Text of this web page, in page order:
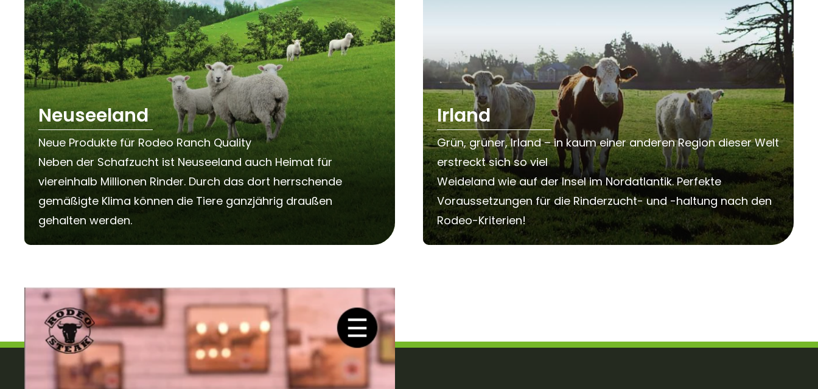
Neuseeland
Neue Produkte für Rodeo Ranch Quality
Neben der Schafzucht ist Neuseeland auch Heimat für
viereinhalb Millionen Rinder. Durch das dort herrschende
gemäßigte Klima können die Tiere ganzjährig draußen
gehalten werden.
Irland
Grün, grüner, Irland – in kaum einer anderen Region dieser Welt
erstreckt sich so viel
Weideland wie auf der Insel im Nordatlantik. Perfekte
Voraussetzungen für die Rinderzucht- und -haltung nach den
Rodeo-Kriterien!